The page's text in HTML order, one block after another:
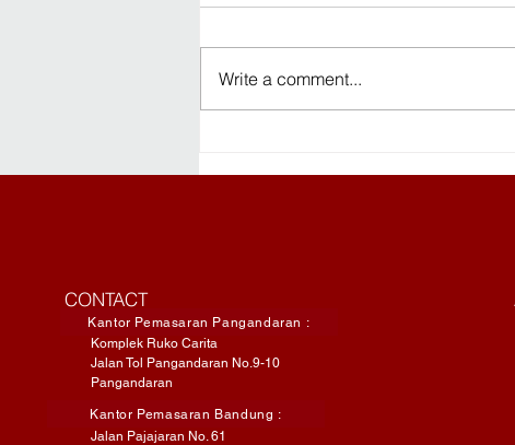
Write a comment...
CONTACT
Komplek Ruko Carita
Jalan Tol Pangandaran No.9-10
Pangandaran
Kantor Pemasaran Pangandaran :
Jalan Pajajaran No. 61
Kantor Pemasaran Bandung :